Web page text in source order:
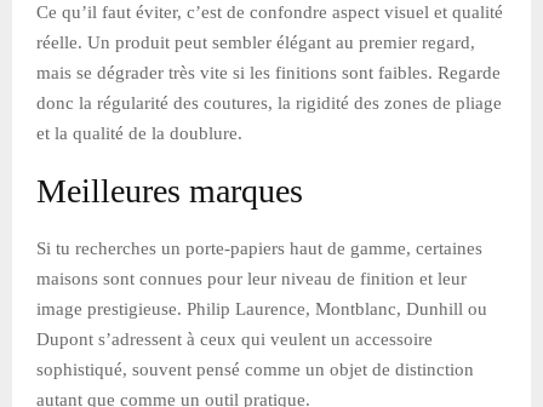
Ce qu’il faut éviter, c’est de confondre aspect visuel et qualité
réelle. Un produit peut sembler élégant au premier regard,
mais se dégrader très vite si les finitions sont faibles. Regarde
donc la régularité des coutures, la rigidité des zones de pliage
et la qualité de la doublure.
Meilleures marques
Si tu recherches un porte-papiers haut de gamme, certaines
maisons sont connues pour leur niveau de finition et leur
image prestigieuse. Philip Laurence, Montblanc, Dunhill ou
Dupont s’adressent à ceux qui veulent un accessoire
sophistiqué, souvent pensé comme un objet de distinction
autant que comme un outil pratique.